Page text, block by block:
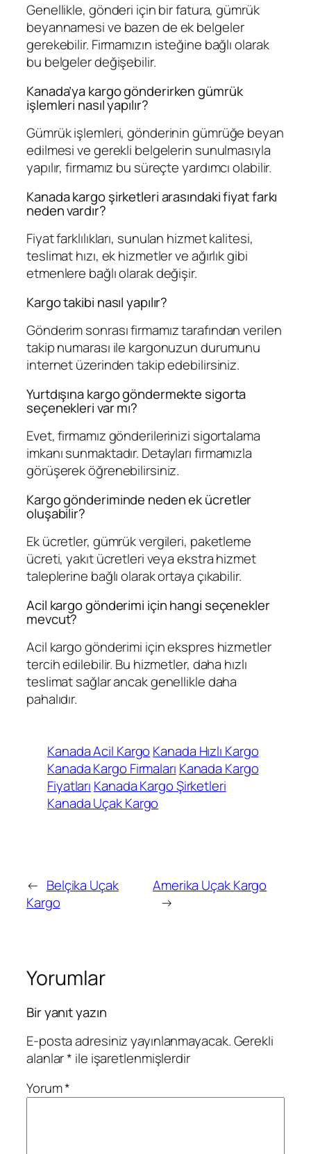
Genellikle, gönderi için bir fatura, gümrük
beyannamesi ve bazen de ek belgeler
gerekebilir. Firmamızın isteğine bağlı olarak
bu belgeler değişebilir.
Kanada’ya kargo gönderirken gümrük
işlemleri nasıl yapılır?
Gümrük işlemleri, gönderinin gümrüğe beyan
edilmesi ve gerekli belgelerin sunulmasıyla
yapılır, firmamız bu süreçte yardımcı olabilir.
Kanada kargo şirketleri arasındaki fiyat farkı
neden vardır?
Fiyat farklılıkları, sunulan hizmet kalitesi,
teslimat hızı, ek hizmetler ve ağırlık gibi
etmenlere bağlı olarak değişir.
Kargo takibi nasıl yapılır?
Gönderim sonrası firmamız tarafından verilen
takip numarası ile kargonuzun durumunu
internet üzerinden takip edebilirsiniz.
Yurtdışına kargo göndermekte sigorta
seçenekleri var mı?
Evet, firmamız gönderilerinizi sigortalama
imkanı sunmaktadır. Detayları firmamızla
görüşerek öğrenebilirsiniz.
Kargo gönderiminde neden ek ücretler
oluşabilir?
Ek ücretler, gümrük vergileri, paketleme
ücreti, yakıt ücretleri veya ekstra hizmet
taleplerine bağlı olarak ortaya çıkabilir.
Acil kargo gönderimi için hangi seçenekler
mevcut?
Acil kargo gönderimi için ekspres hizmetler
tercih edilebilir. Bu hizmetler, daha hızlı
teslimat sağlar ancak genellikle daha
pahalıdır.
Kanada Acil Kargo Kanada Hızlı Kargo
Kanada Kargo Firmaları Kanada Kargo
Fiyatları Kanada Kargo Şirketleri
Kanada Uçak Kargo
← Belçika Uçak
Kargo
Amerika Uçak Kargo
→
Yorumlar
Bir yanıt yazın
E-posta adresiniz yayınlanmayacak.Gerekli
alanlar* ile işaretlenmişlerdir
Yorum*